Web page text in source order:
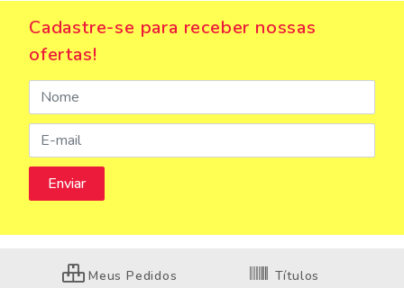
Cadastre-se para receber nossas
ofertas!
Meus Pedidos Títulos